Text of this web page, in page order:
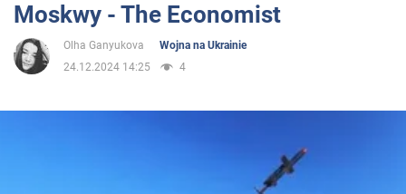
Rozrywka
Moskwy - The Economist
Olha Ganyukova
Wojna na Ukrainie
24.12.2024 14:25
4